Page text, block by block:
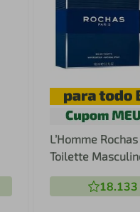
L’Homme
Toilette
18.133